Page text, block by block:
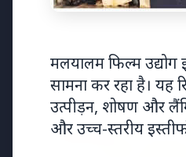
Top Stories
TOP STORIES
मलयालम फिल्म उद्योग
सामना कर रहा है। यह
उत्पीड़न, शोषण और
और उच्च-स्तरीय